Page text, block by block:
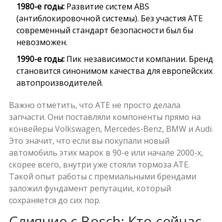
1980-е годы:Развитие систем ABS
(антиблокировочной системы). Без участия ATE
современный стандарт безопасности был бы
невозможен.
1990-е годы:Пик независимости компании. Бренд
становится синонимом качества для европейских
автопроизводителей.
Важно отметить, что ATE не просто делала
запчасти. Они поставляли компоненты прямо на
конвейеры Volkswagen, Mercedes-Benz, BMW и Audi.
Это значит, что если вы покупали новый
автомобиль этих марок в 90-е или начале 2000-х,
скорее всего, внутри уже стояли тормоза ATE.
Такой опыт работы с премиальными брендами
заложил фундамент репутации, который
сохраняется до сих пор.